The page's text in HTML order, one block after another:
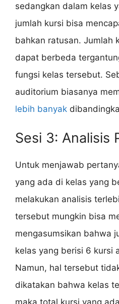
sedangkan dalam kelas
jumlah kursi bisa
bahkan ratusan. Jumlah
dapat berbeda
fungsi kelas tersebut.
auditorium biasanya
lebih banyak
Sesi 3: Analisis
Untuk menjawab
yang ada di kelas yang
melakukan analisis
tersebut mungkin bisa
mengasumsikan bahwa
kelas yang berisi 6 kursi
Namun, hal tersebut
dikatakan bahwa kelas